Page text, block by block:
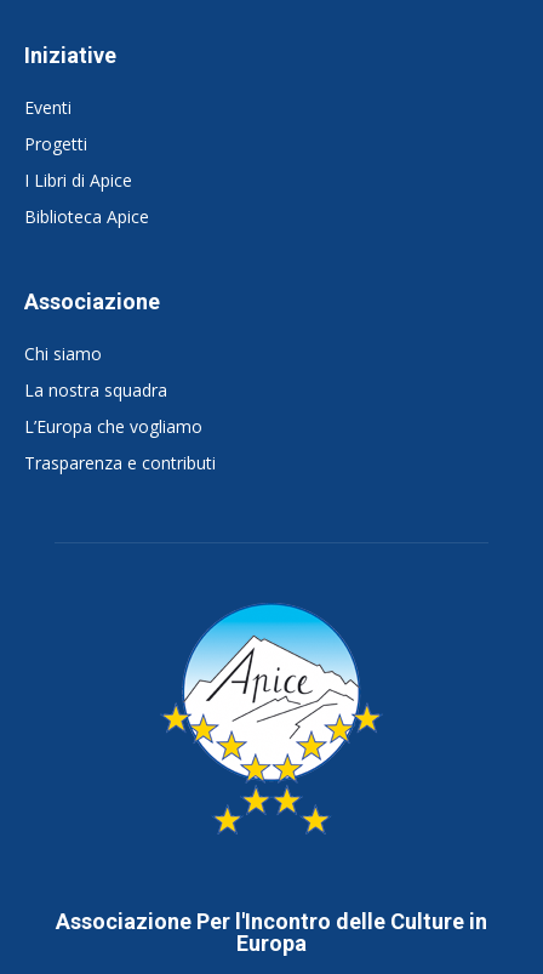
Iniziative
Eventi
Progetti
I Libri di Apice
Biblioteca Apice
Associazione
Chi siamo
La nostra squadra
L’Europa che vogliamo
Trasparenza e contributi
Associazione Per l'Incontro delle Culture in
Europa